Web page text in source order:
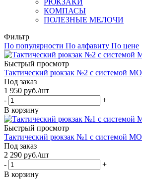
КОМПАСЫ
ПОЛЕЗНЫЕ МЕЛОЧИ
Фильтр
По популярности По алфавиту По цене
Быстрый просмотр
Тактический рюкзак №2 с системой
Под заказ
1 950 руб./шт
-
+
В корзину
Быстрый просмотр
Тактический рюкзак №1 с системой
Под заказ
2 290 руб./шт
-
+
В корзину